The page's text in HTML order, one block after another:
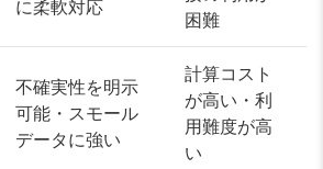
に柔軟対応
困難
不確実性を明示
可能・スモール
データに強い
計算コスト
が高い・利
用難度が高
い